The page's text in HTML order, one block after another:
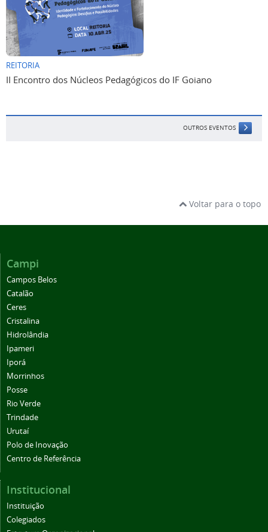
REITORIA
II Encontro dos Núcleos Pedagógicos do IF Goiano
OUTROS EVENTOS
Voltar para o topo
Campi
Campos Belos
Catalão
Ceres
Cristalina
Hidrolândia
Ipameri
Iporá
Morrinhos
Posse
Rio Verde
Trindade
Urutaí
Polo de Inovação
Centro de Referência
Institucional
Instituição
Colegiados